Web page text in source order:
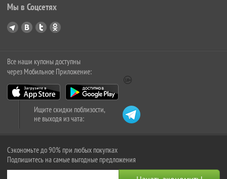
Мы в Соцсетях
Все наши купоны доступны
через Мобильное Приложение:
Ищите скидки поблизости,
не выходя из чата:
Сэкономьте до 90% при любых покупках
Подпишитесь на самые выгодные предложения